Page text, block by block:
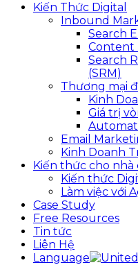
Kiến Thức Digital
Inbound
Search
Content
Search
(SRM)
Thương mại
Kinh
Giá trị
Email
Kinh Doanh
Kiến thức cho nhà
Kiến thức
Làm việc với
Case Study
Free Resources
Tin tức
Liên Hệ
Language